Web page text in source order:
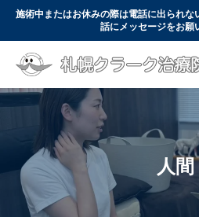
施術中またはお休みの際は電話に出られ
話にメッセージをお願
人間
 WEB予約
 コース・料金
お問い合わせ
初めての方へ